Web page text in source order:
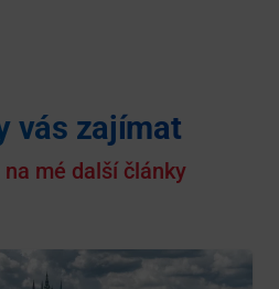
vás zajímat
mé další články